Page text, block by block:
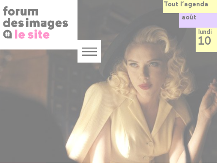
au
contenu
principal
Menu
Tout l’agenda
août
lundi
10